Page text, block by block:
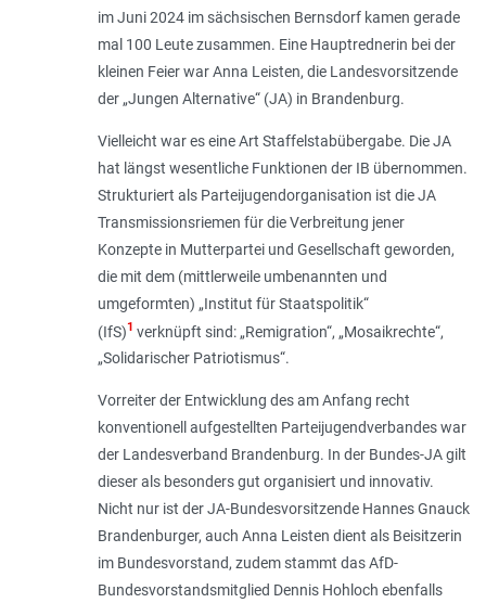
im Juni 2024 im sächsischen Bernsdorf kamen gerade
mal 100 Leute zusammen. Eine Hauptrednerin bei der
kleinen Feier war Anna Leisten, die Landesvorsitzende
der „Jungen Alternative“ (JA) in Brandenburg.
Vielleicht war es eine Art Staffelstabübergabe. Die JA
hat längst wesentliche Funktionen der IB übernommen.
Strukturiert als Parteijugendorganisation ist die JA
Transmissionsriemen für die Verbreitung jener
Konzepte in Mutterpartei und Gesellschaft geworden,
die mit dem (mittlerweile umbenannten und
umgeformten) „Institut für Staatspolitik“
(IfS)1 verknüpft sind: „Remigration“, „Mosaikrechte“,
„Solidarischer Patriotismus“.
Vorreiter der Entwicklung des am Anfang recht
konventionell aufgestellten Parteijugendverbandes war
der Landesverband Brandenburg. In der Bundes-JA gilt
dieser als besonders gut organisiert und innovativ.
Nicht nur ist der JA-Bundesvorsitzende Hannes Gnauck
Brandenburger, auch Anna Leisten dient als Beisitzerin
im Bundesvorstand, zudem stammt das AfD-
Bundesvorstandsmitglied Dennis Hohloch ebenfalls